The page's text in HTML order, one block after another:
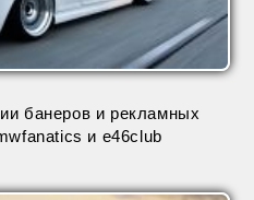
банеров и рекламных
и e46club